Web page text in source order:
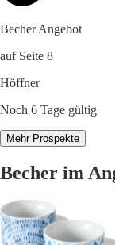
Becher Angebot
auf Seite 8
Höffner
Noch 6 Tage gültig
Mehr Prospekte
Becher im